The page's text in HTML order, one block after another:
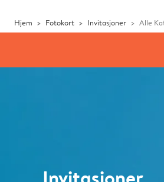
Hjem Fotokort Invitasjoner Alle